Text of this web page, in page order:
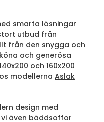
smarta lösningar
utbud från
från den snygga och
och generösa
och 160x200
modellerna Aslak
design med
även bäddsoffor